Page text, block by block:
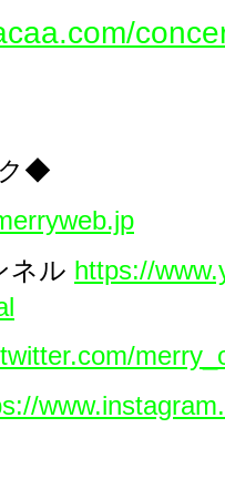
◆
ネル https://